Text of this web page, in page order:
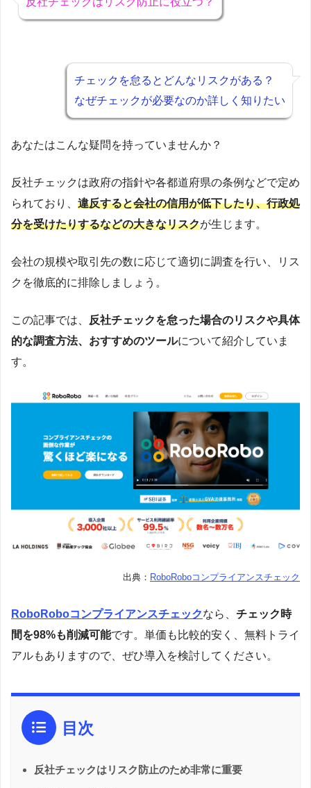
チェックを怠るとどんなリスクがある？
なぜチェックが必要なのか詳しく知りたい
あなたはこんな疑問を持っていませんか？
反社チェックは政府の指針や各都道府県の条例などで定め
られており、 違反すると会社の信用が低下したり、行政処
分を受けたりするなどの大きなリスクが生じます。
会社の規模や取引先の数に応じて適切に調査を行い、リス
クを徹底的に排除しましょう。
この記事では、
反社チェックを怠った場合のリスクや具体
的な調査方法、おすすめのツールについて紹介していま
す。
出典： RoboRoboコンプライアンスチェック
RoboRoboコンプライアンスチェックなら、 チェック時
間を98%も削減可能です。単価も比較的安く、無料トライ
アルもありますので、ぜひ導入を検討してください。
目次
反社チェックはリスク防止のため非常に重要